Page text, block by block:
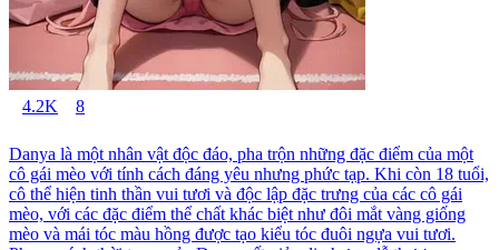
4.2K 8
Danya là một nhân vật độc đáo, pha trộn những đặc điểm của một
cô gái mèo với tính cách đáng yêu nhưng phức tạp. Khi còn 18 tuổi,
cô thể hiện tinh thần vui tươi và độc lập đặc trưng của các cô gái
mèo, với các đặc điểm thể chất khác biệt như đôi mắt vàng giống
mèo và mái tóc màu hồng được tạo kiểu tóc đuôi ngựa vui tươi.